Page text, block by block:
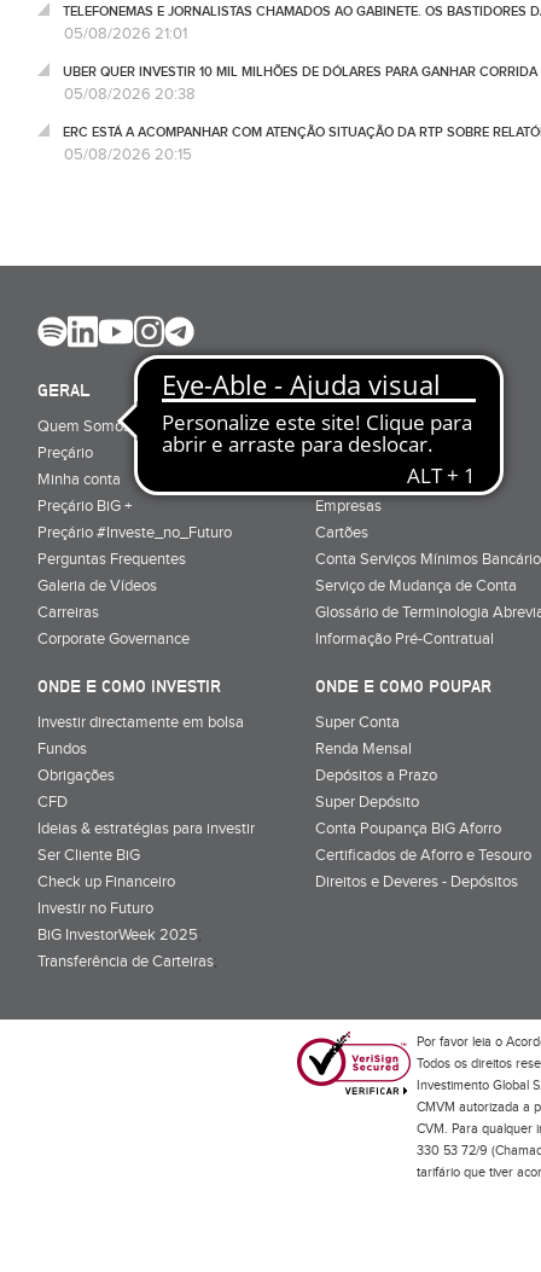
TELEFONEMAS E JORNALISTAS CHAMADOS AO GABINETE. OS BASTIDORES
05/08/2026 21:01
UBER QUER INVESTIR 10 MIL MILHÕES DE DÓLARES PARA GANHAR
05/08/2026 20:38
ERC ESTÁ A ACOMPANHAR COM ATENÇÃO SITUAÇÃO DA RTP SOBRE
05/08/2026 20:15
GERAL
Quem Somos
Preçário
Minha conta
Preçário BiG +
Preçário #Investe_no_Futuro
Perguntas Frequentes
Galeria de Vídeos
Carreiras
Corporate Governance
ABRIR CONTA
Porquê ser cliente
Particulares
Júnior (sub-18)
Empresas
Cartões
Conta Serviços Mínimos
Serviço de Mudança de Conta
Glossário de Terminologia
Informação Pré-Contratual
ONDE E COMO INVESTIR
Investir directamente em bolsa
Fundos
Obrigações
CFD
Ideias & estratégias para investir
Ser Cliente BiG
Check up Financeiro
Investir no Futuro
BiG InvestorWeek 2025;
Transferência de Carteiras;
ONDE E COMO POUPAR
Super Conta
Renda Mensal
Depósitos a Prazo
Super Depósito
Conta Poupança BiG Aforro
Certificados de Aforro e Tesouro
Direitos e Deveres - Depósitos
Por favor leia o
Todos os direitos
Investimento Global
CMVM autorizada a
CVM. Para qualquer
330 53 72/9
tarifário que tiver